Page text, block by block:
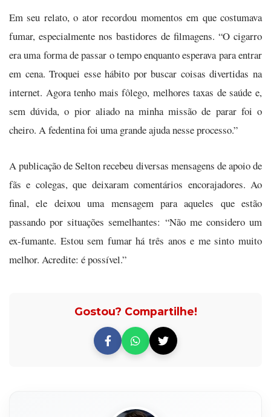
Em seu relato, o ator recordou momentos em que costumava
fumar, especialmente nos bastidores de filmagens. “O cigarro
era uma forma de passar o tempo enquanto esperava para entrar
em cena. Troquei esse hábito por buscar coisas divertidas na
internet. Agora tenho mais fôlego, melhores taxas de saúde e,
sem dúvida, o pior aliado na minha missão de parar foi o
cheiro. A fedentina foi uma grande ajuda nesse processo.”
A publicação de Selton recebeu diversas mensagens de apoio de
fãs e colegas, que deixaram comentários encorajadores. Ao
final, ele deixou uma mensagem para aqueles que estão
passando por situações semelhantes: “Não me considero um
ex-fumante. Estou sem fumar há três anos e me sinto muito
melhor. Acredite: é possível.”
Gostou? Compartilhe!